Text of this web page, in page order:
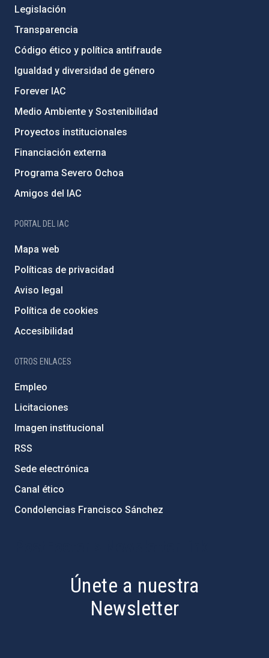
Legislación
Transparencia
Código ético y política antifraude
Igualdad y diversidad de género
Forever IAC
Medio Ambiente y Sostenibilidad
Proyectos institucionales
Financiación externa
Programa Severo Ochoa
Amigos del IAC
PORTAL DEL IAC
Mapa web
Políticas de privacidad
Aviso legal
Política de cookies
Accesibilidad
OTROS ENLACES
Empleo
Licitaciones
Imagen institucional
RSS
Sede electrónica
Canal ético
Condolencias Francisco Sánchez
Únete a nuestra
Newsletter